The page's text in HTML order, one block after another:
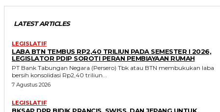
LATEST ARTICLES
LEGISLATIF
LABA BTN TEMBUS RP2,40 TRILIUN PADA SEMESTER I 2026,
LEGISLATOR PDIP SOROTI PERAN PEMBIAYAAN RUMAH
PT Bank Tabungan Negara (Persero) Tbk atau BTN membukukan laba
bersih konsolidasi Rp2,40 triliun...
7 Agustus 2026
LEGISLATIF
BKSAP DPR BIDIK PRANCIS, SWISS, DAN JEPANG UNTUK